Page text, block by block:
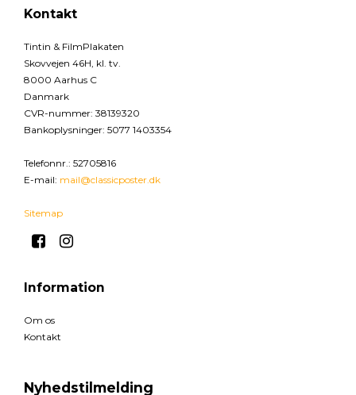
Kontakt
Tintin & FilmPlakaten
Skovvejen 46H, kl. tv.
8000 Aarhus C
Danmark
CVR-nummer: 38139320
Bankoplysninger: 5077 1403354
Telefonnr.: 52705816
E-mail: mail@classicposter.dk
Sitemap
Information
Om os
Kontakt
Nyhedstilmelding